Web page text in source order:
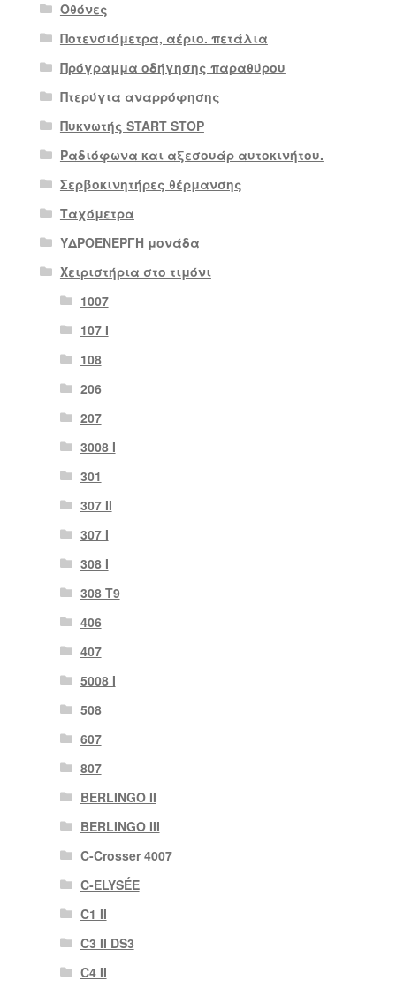
Οθόνες
Ποτενσιόμετρα, αέριο. πετάλια
Πρόγραμμα οδήγησης παραθύρου
Πτερύγια αναρρόφησης
Πυκνωτής START STOP
Ραδιόφωνα και αξεσουάρ αυτοκινήτου.
Σερβοκινητήρες θέρμανσης
Ταχόμετρα
ΥΔΡΟΕΝΕΡΓΗ μονάδα
Χειριστήρια στο τιμόνι
1007
107 Ι
108
206
207
3008 Ι
301
307 II
307 Ι
308 Ι
308 Τ9
406
407
5008 Ι
508
607
807
BERLINGO II
BERLINGO III
C-Crosser 4007
C-ELYSÉE
C1 II
C3 II DS3
C4 II